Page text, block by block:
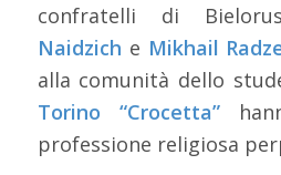
confratelli di
Naidzich e Mikhail
alla comunità dello
Torino “Crocetta”
professione religiosa